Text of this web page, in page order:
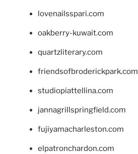
lovenailsspari.com
oakberry-kuwait.com
quartzliterary.com
friendsofbroderickpark.com
studiopiattellina.com
jannagrillspringfield.com
fujiyamacharleston.com
elpatronchardon.com